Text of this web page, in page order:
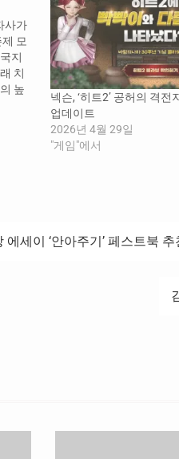
사가
모
지
치
높
일
업
넥슨, ‘히트2’ 공허의 격전
업데이트
2026년 4월 29일
"게임"에서
세이 ‘안아주기’ 페스트북